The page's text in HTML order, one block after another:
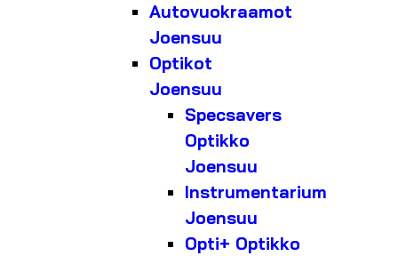
Autovuokraamot
Joensuu
Optikot
Joensuu
Specsavers
Optikko
Joensuu
Instrumentarium
Joensuu
Opti+ Optikko